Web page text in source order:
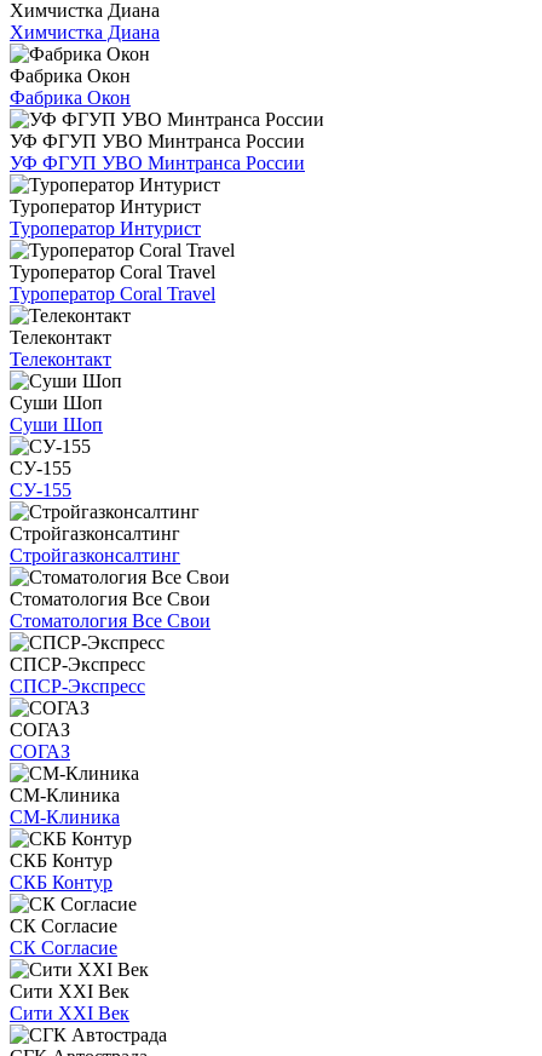
Химчистка Диана
Химчистка Диана
Фабрика Окон
Фабрика Окон
УФ ФГУП УВО Минтранса России
УФ ФГУП УВО Минтранса России
Туроператор Интурист
Туроператор Интурист
Туроператор Coral Travel
Туроператор Coral Travel
Телеконтакт
Телеконтакт
Суши Шоп
Суши Шоп
СУ-155
СУ-155
Стройгазконсалтинг
Стройгазконсалтинг
Стоматология Все Свои
Стоматология Все Свои
СПСР-Экспресс
СПСР-Экспресс
СОГАЗ
СОГАЗ
СМ-Клиника
СМ-Клиника
СКБ Контур
СКБ Контур
СК Согласие
СК Согласие
Сити XXI Век
Сити XXI Век